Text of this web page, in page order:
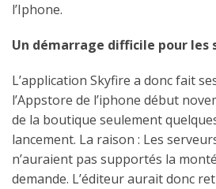
l’Iphone.
Un démarrage difficile pour les
L’application Skyfire a donc fait
l’Appstore de l’iphone début
de la boutique seulement
lancement. La raison : Les
n’auraient pas supportés la
demande. L’éditeur aurait donc